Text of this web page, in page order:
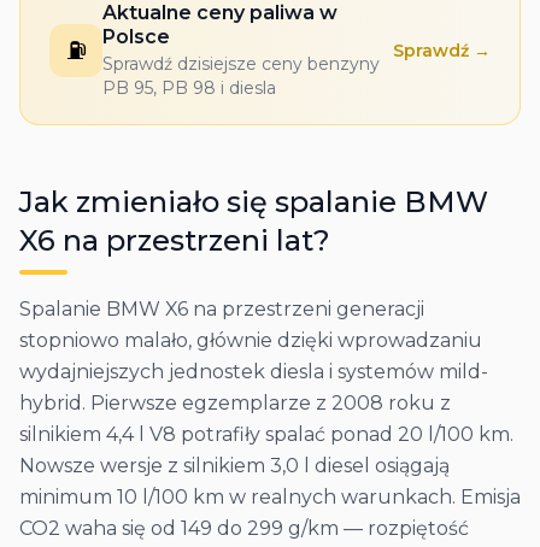
⛽
Aktualne ceny paliwa w
Polsce
Sprawdź dzisiejsze ceny benzyny
PB 95, PB 98 i diesla
Sprawdź →
Jak zmieniało się spalanie BMW
X6 na przestrzeni lat?
Spalanie BMW X6 na przestrzeni generacji
stopniowo malało, głównie dzięki wprowadzaniu
wydajniejszych jednostek diesla i systemów mild-
hybrid. Pierwsze egzemplarze z 2008 roku z
silnikiem 4,4 l V8 potrafiły spalać ponad 20 l/100 km.
Nowsze wersje z silnikiem 3,0 l diesel osiągają
minimum 10 l/100 km w realnych warunkach. Emisja
CO2 waha się od 149 do 299 g/km — rozpiętość